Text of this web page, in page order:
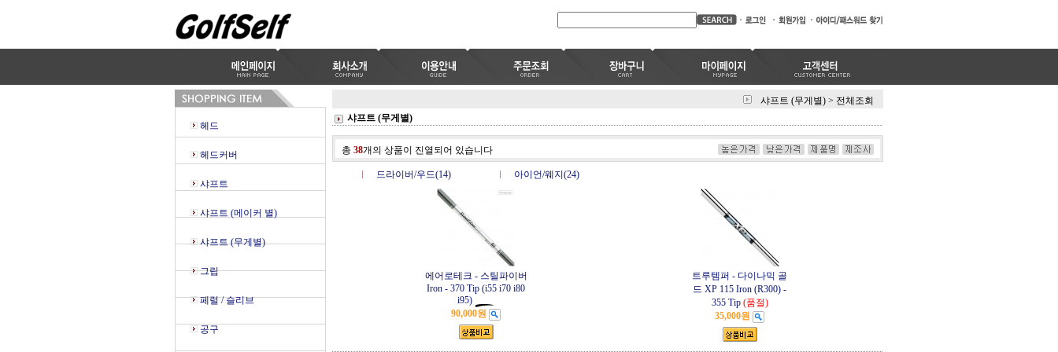
헤드
헤드커버
샤프트
샤프트 (메이커 별)
샤프트 (무게별)
그립
페럴 / 슬리브
공구
샤프트 (무게별) > 전체조회
샤프트 (무게별)
총 38개의 상품이 진열되어 있습니다
드라이버/우드(14) 아이언/웨지(24)
에어로테크 - 스틸파이버
Iron - 370 Tip (i55 i70 i80
i95)
90,000원
트루템퍼 - 다이나믹 골
드 XP 115 Iron (R300) -
355 Tip (품절)
35,000원